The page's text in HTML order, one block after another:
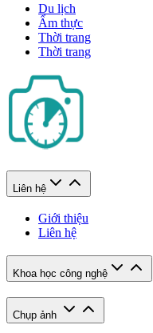
Du lịch
Ẩm thực
Thời trang
Thời trang
Liên hệ
Giới thiệu
Liên hệ
Khoa học công nghệ
Chụp ảnh